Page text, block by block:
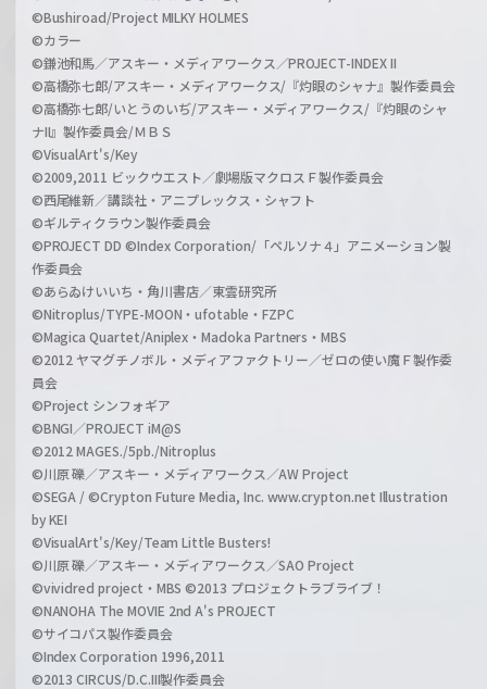
©Bushiroad/Project MILKY HOLMES
©カラー
©鎌池和馬／アスキー・メディアワークス／PROJECT-INDEX II
©高橋弥七郎/アスキー・メディアワークス/『灼眼のシャナ』製作委員会
©高橋弥七郎/いとうのいぢ/アスキー・メディアワークス/『灼眼のシャ
ナII』製作委員会/ＭＢＳ
©VisualArt's/Key
©2009,2011 ビックウエスト／劇場版マクロスＦ製作委員会
©西尾維新／講談社・アニプレックス・シャフト
©ギルティクラウン製作委員会
©PROJECT DD ©Index Corporation/「ペルソナ４」アニメーション製
作委員会
©あらゐけいいち・角川書店／東雲研究所
©Nitroplus/TYPE-MOON・ufotable・FZPC
©Magica Quartet/Aniplex・Madoka Partners・MBS
©2012 ヤマグチノボル・メディアファクトリー／ゼロの使い魔Ｆ製作委
員会
©Project シンフォギア
©BNGI／PROJECT iM@S
©2012 MAGES./5pb./Nitroplus
©川原 礫／アスキー・メディアワークス／AW Project
©SEGA / ©Crypton Future Media, Inc. www.crypton.net Illustration
by KEI
©VisualArt's/Key/Team Little Busters!
©川原 礫／アスキー・メディアワークス／SAO Project
©vividred project・MBS ©2013 プロジェクトラブライブ！
©NANOHA The MOVIE 2nd A's PROJECT
©サイコパス製作委員会
©Index Corporation 1996,2011
©2013 CIRCUS/D.C.III製作委員会